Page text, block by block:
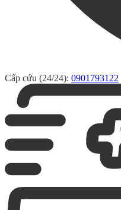
Cấp cứu (24/24): 0901793122